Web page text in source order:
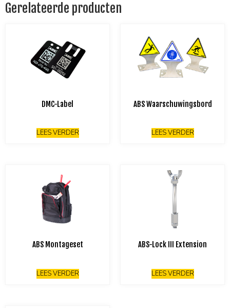
Gerelateerde producten
DMC-Label
LEES VERDER
ABS Waarschuwingsbord
LEES VERDER
ABS Montageset
LEES VERDER
ABS-Lock III Extension
LEES VERDER